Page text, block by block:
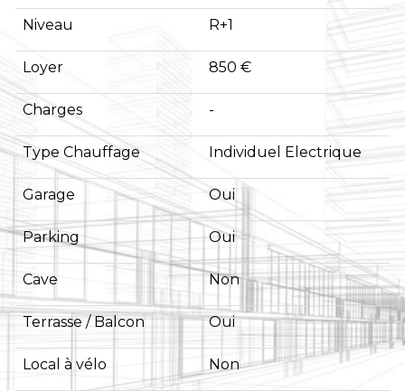
Niveau R+1
Loyer 850 €
Charges -
Type Chauffage Individuel Electrique
Garage Oui
Parking Oui
Cave Non
Terrasse / Balcon Oui
Local à vélo Non